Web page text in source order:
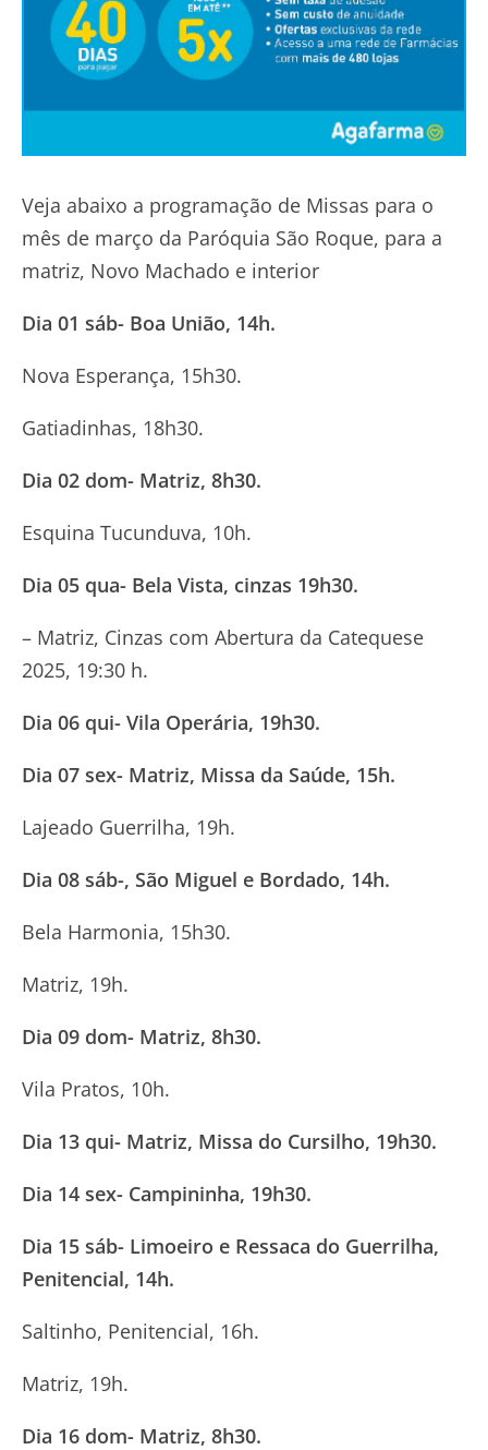
Veja abaixo a programação de Missas para o
mês de março da Paróquia São Roque, para a
matriz, Novo Machado e interior
Dia 01 sáb- Boa União, 14h.
Nova Esperança, 15h30.
Gatiadinhas, 18h30.
Dia 02 dom- Matriz, 8h30.
Esquina Tucunduva, 10h.
Dia 05 qua- Bela Vista, cinzas 19h30.
– Matriz, Cinzas com Abertura da Catequese
2025, 19:30 h.
Dia 06 qui- Vila Operária, 19h30.
Dia 07 sex- Matriz, Missa da Saúde, 15h.
Lajeado Guerrilha, 19h.
Dia 08 sáb-, São Miguel e Bordado, 14h.
Bela Harmonia, 15h30.
Matriz, 19h.
Dia 09 dom- Matriz, 8h30.
Vila Pratos, 10h.
Dia 13 qui- Matriz, Missa do Cursilho, 19h30.
Dia 14 sex- Campininha, 19h30.
Dia 15 sáb- Limoeiro e Ressaca do Guerrilha,
Penitencial, 14h.
Saltinho, Penitencial, 16h.
Matriz, 19h.
Dia 16 dom- Matriz, 8h30.